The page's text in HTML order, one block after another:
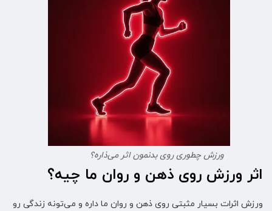
ورزش چطوری روی بدنمون اثر می‌ذاره؟
اثر ورزش روی ذهن و روان ما چیه؟
ورزش اثرات بسیار مثبتی روی ذهن و روان ما داره و می‌تونه زندگی رو